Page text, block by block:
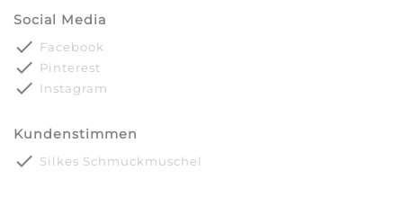
Social Media
done Facebook
done Pinterest
done Instagram
Kundenstimmen
done Silkes Schmuckmuschel